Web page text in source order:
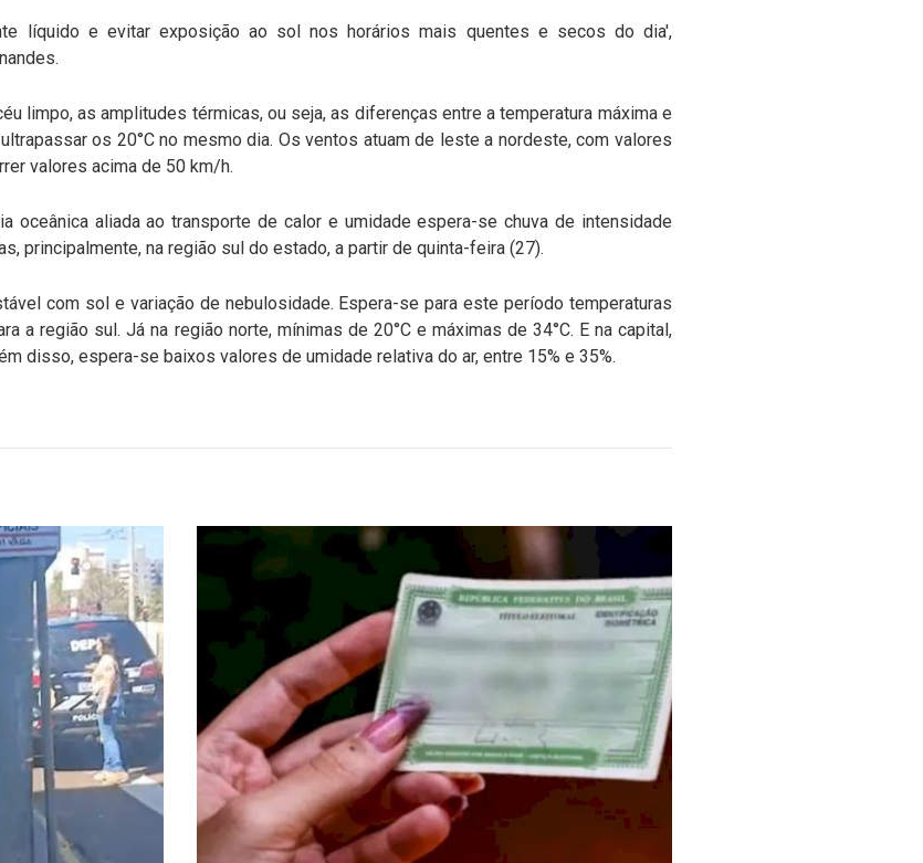
líquido e evitar exposição ao sol nos horários mais quentes e secos do dia',
limpo, as amplitudes térmicas, ou seja, as diferenças entre a temperatura máxima e
os 20°C no mesmo dia. Os ventos atuam de leste a nordeste, com valores
valores acima de 50 km/h.
oceânica aliada ao transporte de calor e umidade espera-se chuva de intensidade
principalmente, na região sul do estado, a partir de quinta-feira (27).
com sol e variação de nebulosidade. Espera-se para este período temperaturas
a região sul. Já na região norte, mínimas de 20°C e máximas de 34°C. E na capital,
disso, espera-se baixos valores de umidade relativa do ar, entre 15% e 35%.